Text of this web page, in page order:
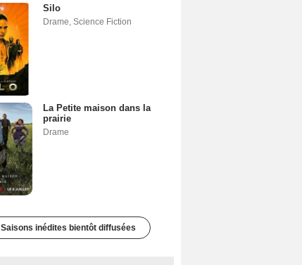
Silo
Drame Science Fiction
La Petite maison dans la
prairie
Drame
Saisons inédites bientôt diffusées